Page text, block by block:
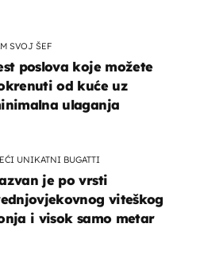
SVOJ ŠEF
poslova koje možete
od kuće uz
ulaganja
UNIKATNI BUGATTI
je po vrsti
viteškog
i visok samo metar